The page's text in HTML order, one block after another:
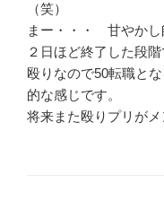
（笑）
まー・・・ 甘やかし
２日ほど終了した段階
殴りなので50転職と
的な感じです。
将来また殴りプリがメ